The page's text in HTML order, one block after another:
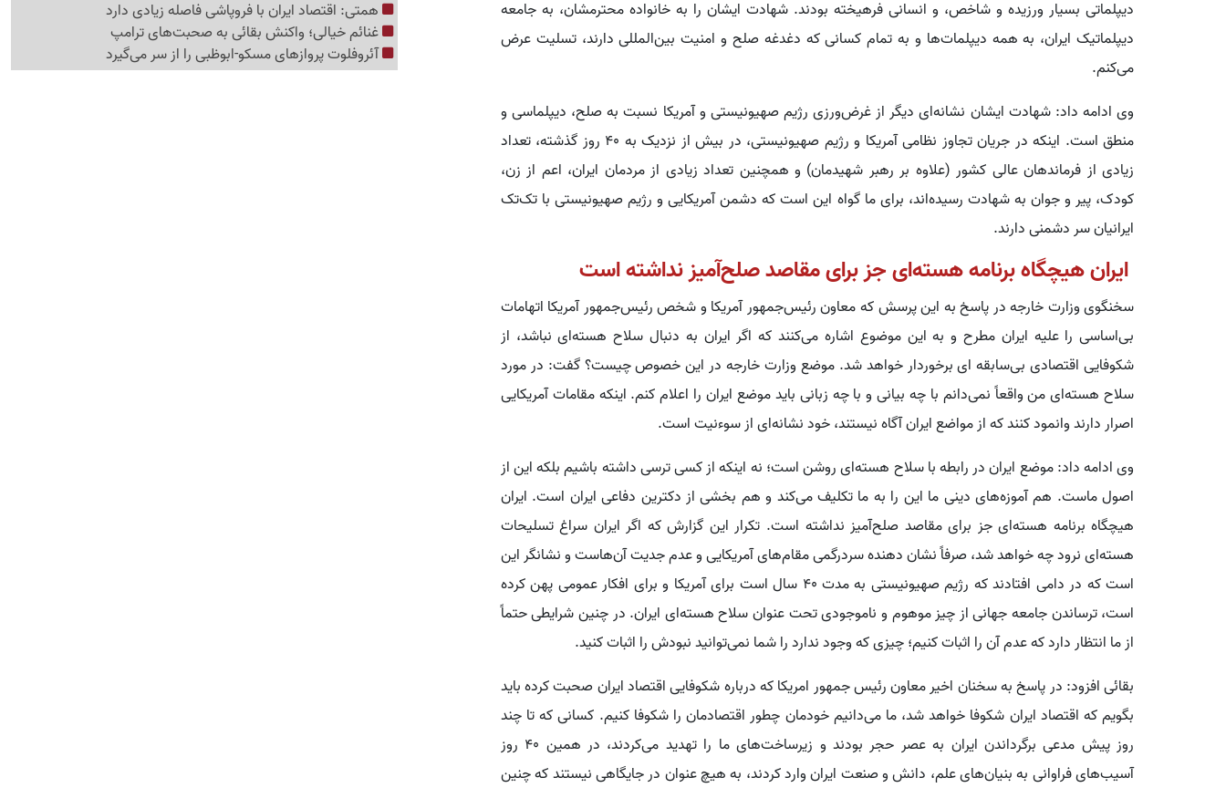
دیپلماتی بسیار ورزیده و شاخص، و انسانی فرهیخته بودند. شهادت ایشان را به خانواده محترمشان، به جامعه
دیپلماتیک ایران، به همه دیپلمات‌ها و به تمام کسانی که دغدغه صلح و امنیت بین‌المللی دارند، تسلیت عرض
می‌کنم.
وی ادامه داد: شهادت ایشان نشانه‌ای دیگر از غرض‌ورزی رژیم صهیونیستی و آمریکا نسبت به صلح، دیپلماسی و
منطق است. اینکه در جریان تجاوز نظامی آمریکا و رژیم صهیونیستی، در بیش از نزدیک به ۴۰ روز گذشته، تعداد
زیادی از فرماندهان عالی کشور (علاوه بر رهبر شهیدمان) و همچنین تعداد زیادی از مردمان ایران، اعم از زن،
کودک، پیر و جوان به شهادت رسیده‌اند، برای ما گواه این است که دشمن آمریکایی و رژیم صهیونیستی با تک‌تک
ایرانیان سر دشمنی دارند.
ایران هیچگاه برنامه هسته‌ای جز برای مقاصد صلح‌آمیز نداشته است
سخنگوی وزارت خارجه در پاسخ به این پرسش که معاون رئیس‌جمهور آمریکا و شخص رئیس‌جمهور آمریکا اتهامات
بی‌اساسی را علیه ایران مطرح و به این موضوع اشاره می‌کنند که اگر ایران به دنبال سلاح هسته‌ای نباشد، از
شکوفایی اقتصادی بی‌سابقه ای برخوردار خواهد شد. موضع وزارت خارجه در این خصوص چیست؟ گفت: در مورد
سلاح هسته‌ای من واقعاً نمی‌دانم با چه بیانی و با چه زبانی باید موضع ایران را اعلام کنم. اینکه مقامات آمریکایی
اصرار دارند وانمود کنند که از مواضع ایران آگاه نیستند، خود نشانه‌ای از سوءنیت است.
وی ادامه داد: موضع ایران در رابطه با سلاح هسته‌ای روشن است؛ نه اینکه از کسی ترسی داشته باشیم بلکه این از
اصول ماست. هم آموزه‌های دینی ما این را به ما تکلیف می‌کند و هم بخشی از دکترین دفاعی ایران است. ایران
هیچگاه برنامه هسته‌ای جز برای مقاصد صلح‌آمیز نداشته است. تکرار این گزارش که اگر ایران سراغ تسلیحات
هسته‌ای نرود چه خواهد شد، صرفاً نشان دهنده سردرگمی مقام‌های آمریکایی و عدم جدیت آن‌هاست و نشانگر این
است که در دامی افتادند که رژیم صهیونیستی به مدت ۴۰ سال است برای آمریکا و برای افکار عمومی پهن کرده
است، ترساندن جامعه جهانی از چیز موهوم و ناموجودی تحت عنوان سلاح هسته‌ای ایران. در چنین شرایطی حتماً
از ما انتظار دارد که عدم آن را اثبات کنیم؛ چیزی که وجود ندارد را شما نمی‌توانید نبودش را اثبات کنید.
بقائی افزود: در پاسخ به سخنان اخیر معاون رئیس جمهور امریکا که درباره شکوفایی اقتصاد ایران صحبت کرده باید
بگویم که اقتصاد ایران شکوفا خواهد شد، ما می‌دانیم خودمان چطور اقتصادمان را شکوفا کنیم. کسانی که تا چند
روز پیش مدعی برگرداندن ایران به عصر حجر بودند و زیرساخت‌های ما را تهدید می‌کردند، در همین ۴۰ روز
آسیب‌های فراوانی به بنیان‌های علم، دانش و صنعت ایران وارد کردند، به هیچ عنوان در جایگاهی نیستند که چنین
همتی: اقتصاد ایران با فروپاشی فاصله زیادی دارد
غنائم خیالی؛ واکنش بقائی به صحبت‌های ترامپ
آئروفلوت پروازهای مسکو-ابوظبی را از سر می‌گیرد